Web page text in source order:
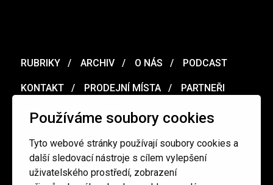
Používáme soubory cookies
Tyto webové stránky používají soubory cookies a
další sledovací nástroje s cílem vylepšení
uživatelského prostředí, zobrazení
RUBRIKY ARCHIV O NÁS PODCAST
KONTAKT PRODEJNÍ MÍSTA PARTNEŘI
MERCH VOUCHER
Ochrana osobních údajů / Obchodní podmínky